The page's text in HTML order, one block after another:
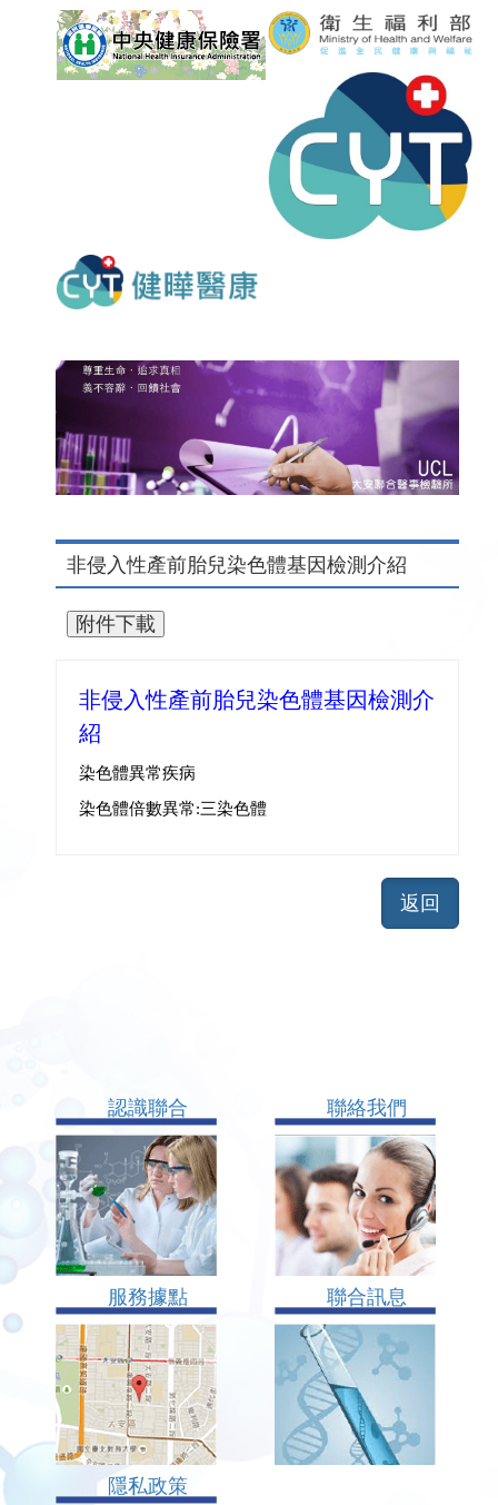
非侵入性產前胎兒染色體基因檢測介紹
非侵入性產前胎兒染色體基因檢測介
紹
染色體異常疾病
染色體倍數異常:三染色體
認識聯合 聯絡我們
服務據點 聯合訊息
隱私政策